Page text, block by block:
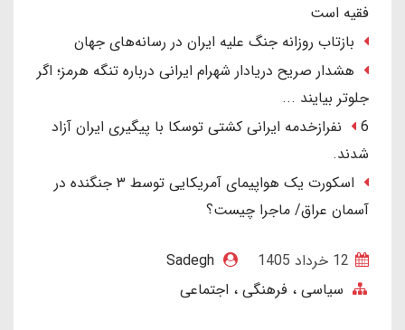
فقیه است
بازتاب روزانه جنگ علیه ایران در رسانه‌های جهان
هشدار صریح دریادار شهرام ایرانی درباره تنگه هرمز؛ اگر
جلوتر بیایند ...
6 نفرازخدمه ایرانی کشتی توسکا با پیگیری ایران آزاد
شدند.
اسکورت یک هواپیمای آمریکایی توسط ۳ جنگنده در
آسمان عراق/ ماجرا چیست؟
Sadegh
سیاسی ، فرهنگی ، اجتماعی